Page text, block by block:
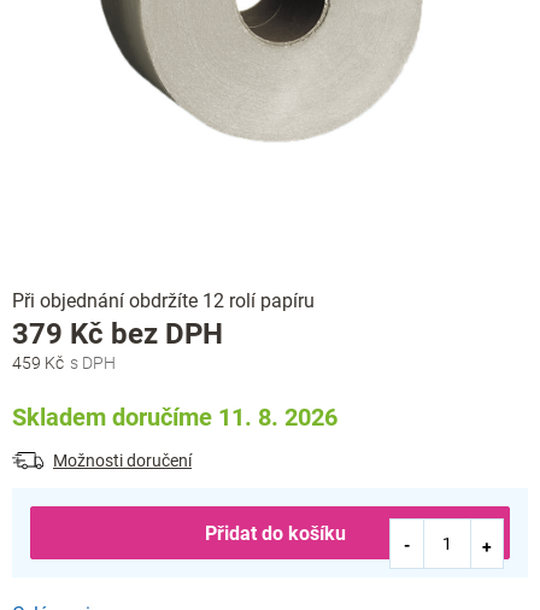
Při objednání obdržíte 12 rolí papíru
459 Kč
379 Kč bez DPH
Skladem doručíme 11. 8. 2026
Možnosti doručení
Přidat do košíku